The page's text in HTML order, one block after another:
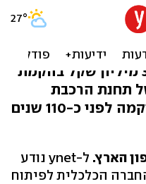
עיריית עפולה תשקיע כ-30 מיליון שקל בהקמת
תחנת הרכבת
כ-110 שנים
הארץ.
ל-ynet נודע
הכלכלית לפיתוח